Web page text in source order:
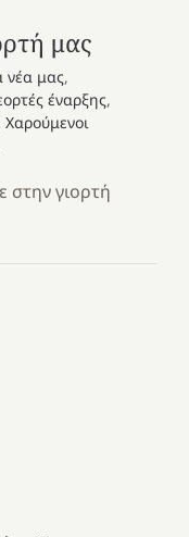
μας
νέα μας,
έναρξης,
Χαρούμενοι
γιορτή